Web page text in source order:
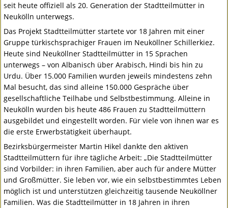
seit heute offiziell als 20. Generation der Stadtteilmütter in
Neukölln unterwegs.
Das Projekt Stadtteilmütter startete vor 18 Jahren mit einer
Gruppe türkischsprachiger Frauen im Neuköllner Schillerkiez.
Heute sind Neuköllner Stadtteilmütter in 15 Sprachen
unterwegs – von Albanisch über Arabisch, Hindi bis hin zu
Urdu. Über 15.000 Familien wurden jeweils mindestens zehn
Mal besucht, das sind alleine 150.000 Gespräche über
gesellschaftliche Teilhabe und Selbstbestimmung. Alleine in
Neukölln wurden bis heute 486 Frauen zu Stadtteilmüttern
ausgebildet und eingestellt worden. Für viele von ihnen war es
die erste Erwerbstätigkeit überhaupt.
Bezirksbürgermeister Martin Hikel dankte den aktiven
Stadtteilmüttern für ihre tägliche Arbeit: „Die Stadtteilmütter
sind Vorbilder: in ihren Familien, aber auch für andere Mütter
und Großmütter. Sie leben vor, wie ein selbstbestimmtes Leben
möglich ist und unterstützen gleichzeitig tausende Neuköllner
Familien. Was die Stadtteilmütter in 18 Jahren in ihren